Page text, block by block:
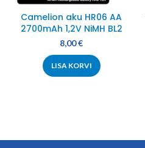
Camelion aku HR06 AA
2700mAh 1,2V NiMH BL2
8,00€
LISA KORVI